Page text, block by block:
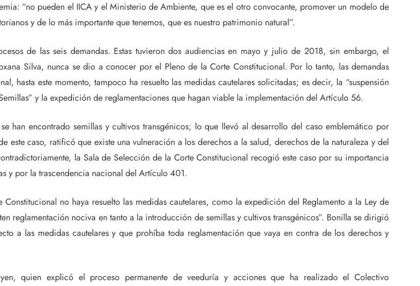
“no pueden el IICA y el Ministerio de Ambiente, que es el otro convocante, promover un modelo de
y de lo más importante que tenemos, que es nuestro patrimonio natural”.
de las seis demandas. Estas tuvieron dos audiencias en mayo y julio de 2018, sin embargo, el
Silva, nunca se dio a conocer por el Pleno de la Corte Constitucional. Por lo tanto, las demandas
hasta este momento, tampoco ha resuelto las medidas cautelares solicitadas; es decir, la “suspensión
y la expedición de reglamentaciones que hagan viable la implementación del Artículo 56.
han encontrado semillas y cultivos transgénicos; lo que llevó al desarrollo del caso emblemático por
este caso, ratificó que existe una vulneración a los derechos a la salud, derechos de la naturaleza y del
la Sala de Selección de la Corte Constitucional recogió este caso por su importancia
y por la trascendencia nacional del Artículo 401.
no haya resuelto las medidas cautelares, como la expedición del Reglamento a la Ley de
reglamentación nociva en tanto a la introducción de semillas y cultivos transgénicos”. Bonilla se dirigió
a las medidas cautelares y que prohíba toda reglamentación que vaya en contra de los derechos y
quien explicó el proceso permanente de veeduría y acciones que ha realizado el Colectivo